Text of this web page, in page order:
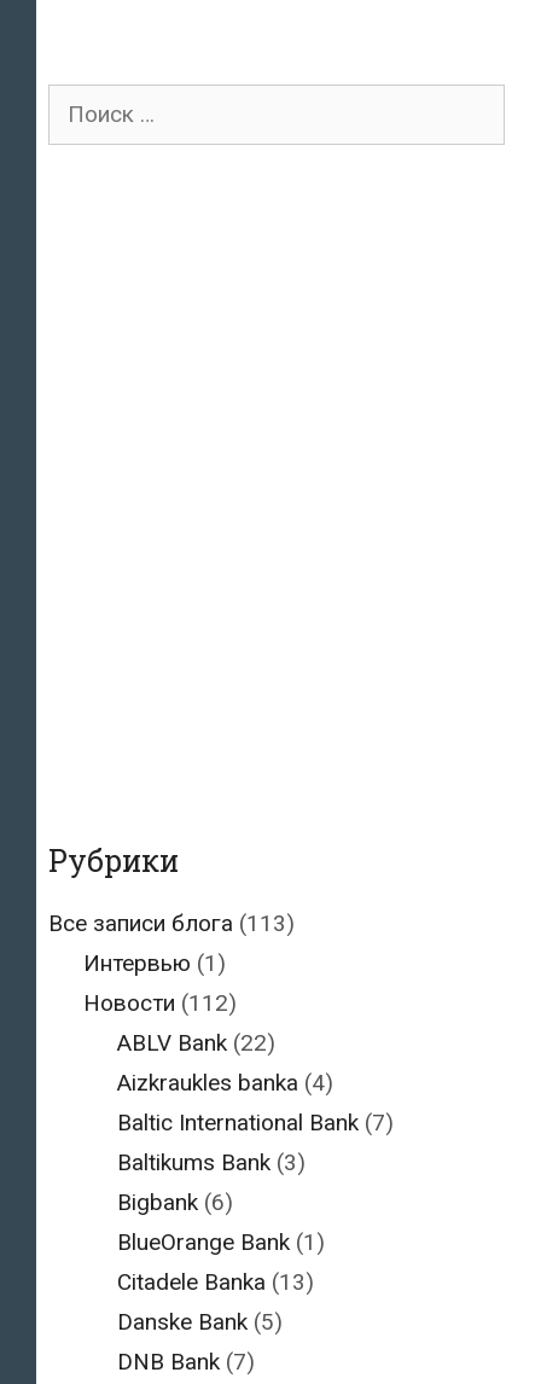
Поиск
Рубрики
Все записи блога (113)
Интервью (1)
Новости (112)
ABLV Bank (22)
Aizkraukles banka (4)
Baltic International Bank (7)
Baltikums Bank (3)
Bigbank (6)
BlueOrange Bank (1)
Citadele Banka (13)
Danske Bank (5)
DNB Bank (7)